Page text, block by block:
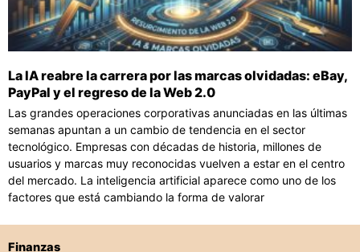
La IA reabre la carrera por las marcas olvidadas: eBay,
PayPal y el regreso de la Web 2.0
Las grandes operaciones corporativas anunciadas en las últimas
semanas apuntan a un cambio de tendencia en el sector
tecnológico. Empresas con décadas de historia, millones de
usuarios y marcas muy reconocidas vuelven a estar en el centro
del mercado. La inteligencia artificial aparece como uno de los
factores que está cambiando la forma de valorar
Finanzas